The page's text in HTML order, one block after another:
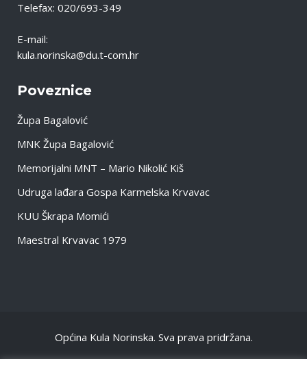
Telefax: 020/693-349
E-mail:
kula.norinska@du.t-com.hr
Poveznice
Župa Bagalović
MNK Župa Bagalović
Memorijalni MNT – Mario Nikolić Kiš
Udruga lađara Gospa Karmelska Krvavac
KUU Škrapa Momići
Maestral Krvavac 1979
Općina Kula Norinska. Sva prava pridržana.